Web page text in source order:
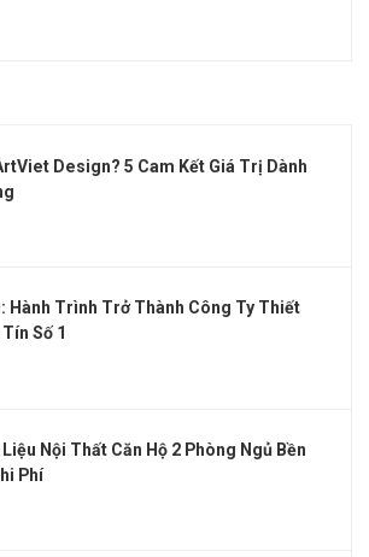
Design? 5 Cam Kết Giá Trị Dành
Hành Trình Trở Thành Công Ty Thiết
Số 1
Nội Thất Căn Hộ 2 Phòng Ngủ Bền
Phí